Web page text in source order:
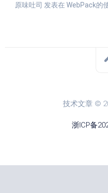
原味吐司 发表在 WebPack的
技术文章 ©
浙ICP备